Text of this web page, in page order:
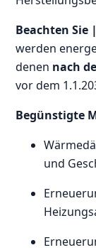
Beachten Sie |
werden
denen nach
vor dem
Begünstigte
und